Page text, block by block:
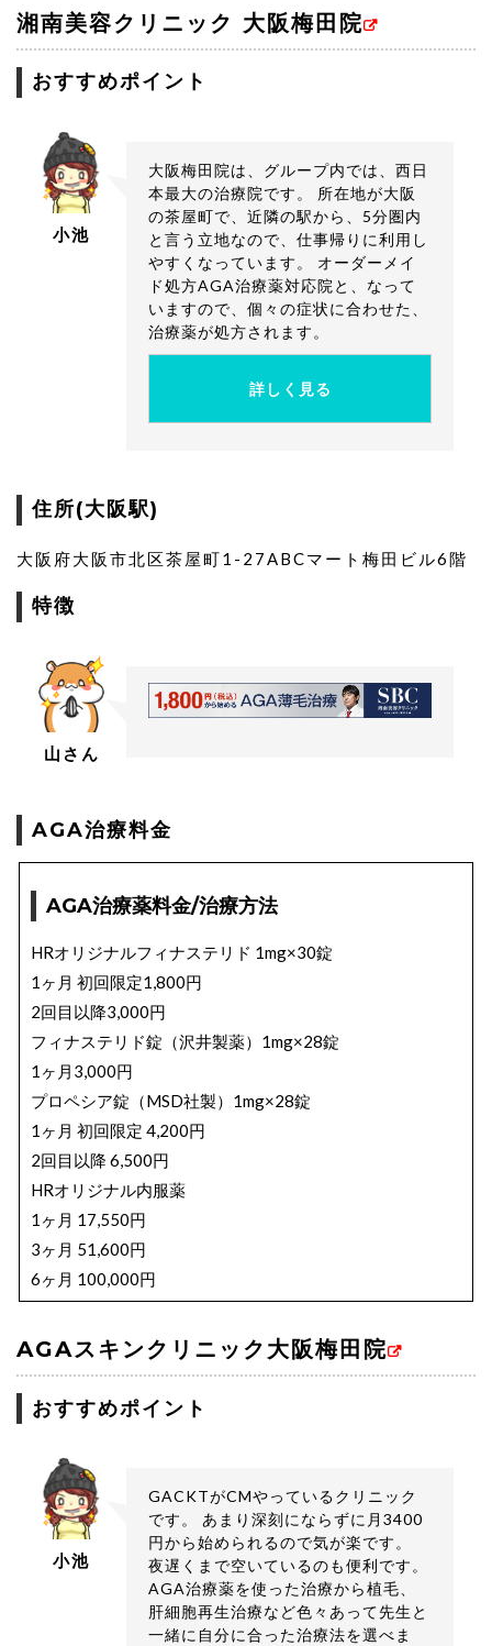
3ヶ月 51,600円
1ヶ月 5,832円
HRオリジナル外用薬 6.5%ミノキシジル
フィナステリド1mg配合
1ヶ月 9,800円
3ヶ月 28,000円
※継続価格はスマートメソプレミアムご契約の方、
自毛植毛、ダブルマトリックスを受けられた方が対象。
AGA治療施術内容と料金
ダブルマトリックス 1回 248,000円
オプションメニュー
ベーシックコース ・HRオリジナル内服薬＋外用薬
6ヶ月分 96,000円
・HRオリジナル内服薬＋外用薬 6ヶ月分（通常価格
プレミアムコース12 ・スマートメソプレミアム 12回
636,000円）
572,000円
毛髪再生メソセラピー
毛髪再生スマートメソプレミアム
3回 98,000円
6回 192,000円
12回 380,000円
ボトックス注射メソセラピー 1回 68,850円
植毛料金
ARTAS（アルタス）植毛
750グラフト 690,000円
1250グラフト 1,025,000円
2000グラフト 1,440,000円
2500グラフト 1,700,000円
3000グラフト 1,860,000円
湘南美容クリニック 大阪梅田院
おすすめポイント
小池
大阪梅田院は、グループ内では、西日
本最大の治療院です。 所在地が大阪
の茶屋町で、近隣の駅から、5分圏内
と言う立地なので、仕事帰りに利用し
やすくなっています。 オーダーメイ
ド処方AGA治療薬対応院と、なって
いますので、個々の症状に合わせた、
治療薬が処方されます。
詳しく見る
住所(大阪駅)
大阪府大阪市北区茶屋町1-27ABCマート梅田ビル6階
特徴
山さん
AGA治療料金
AGA治療薬料金/治療方法
HRオリジナルフィナステリド 1mg×30錠
1ヶ月 初回限定1,800円
2回目以降3,000円
フィナステリド錠（沢井製薬）1mg×28錠
1ヶ月3,000円
プロペシア錠（MSD社製）1mg×28錠
1ヶ月 初回限定 4,200円
2回目以降 6,500円
HRオリジナル内服薬
1ヶ月 17,550円
3ヶ月 51,600円
6ヶ月 100,000円
ロゲイン 5％（60g）
AGA治療施術内容と料金
血液検査 2,160円
AGAスキンクリニック大阪梅田院
おすすめポイント
小池
GACKTがCMやっているクリニック
です。 あまり深刻にならずに月3400
円から始められるので気が楽です。
夜遅くまで空いているのも便利です。
AGA治療薬を使った治療から植毛、
肝細胞再生治療など色々あって先生と
一緒に自分に合った治療法を選べま